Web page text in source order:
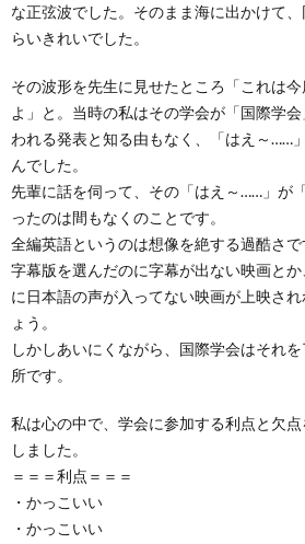
な正弦波でした。そのまま海に出かけて
らいきれいでした。
その波形を先生に見せたところ「これは
よ」と。当時の私はその学会が「国際学
われる発表と知る由もなく、「はえ～……
んでした。
先輩に話を伺って、その「はえ～……」が
ったのは間もなくのことです。
全編英語というのは想像を絶する過酷さで
字幕版を選んだのに字幕が出ない映画と
に日本語の声が入ってない映画が上映さ
ょう。
しかしあいにくながら、国際学会はそれ
所です。
私は心の中で、学会に参加する利点と欠
しました。
＝＝＝利点＝＝＝
・かっこいい
・かっこいい